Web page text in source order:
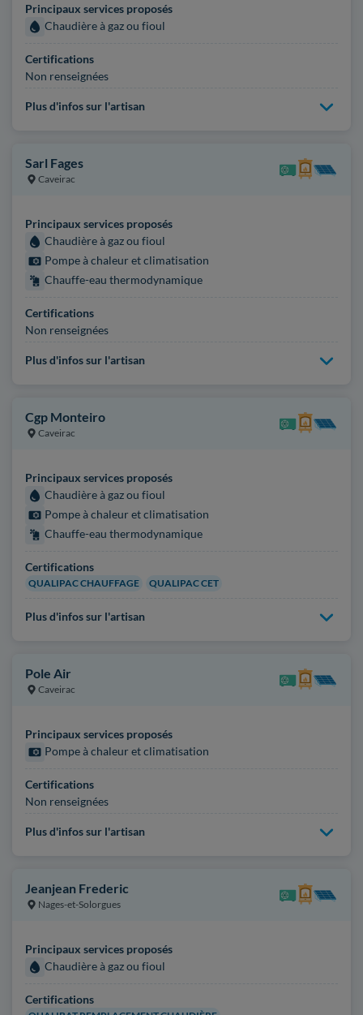
Principaux services proposés
Chaudière à gaz ou fioul
Certifications
Non renseignées
Plus d'infos sur l'artisan
Sarl Fages
Caveirac
Principaux services proposés
Chaudière à gaz ou fioul
Pompe à chaleur et climatisation
Chauffe-eau thermodynamique
Certifications
Non renseignées
Plus d'infos sur l'artisan
Cgp Monteiro
Caveirac
Principaux services proposés
Chaudière à gaz ou fioul
Pompe à chaleur et climatisation
Chauffe-eau thermodynamique
Certifications
QUALIPAC CHAUFFAGE QUALIPAC CET
Plus d'infos sur l'artisan
Pole Air
Caveirac
Principaux services proposés
Pompe à chaleur et climatisation
Certifications
Non renseignées
Plus d'infos sur l'artisan
Jeanjean Frederic
Nages-et-Solorgues
Principaux services proposés
Chaudière à gaz ou fioul
Certifications